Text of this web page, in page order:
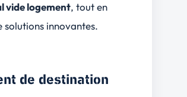
vide logement, tout en
solutions innovantes.
de destination